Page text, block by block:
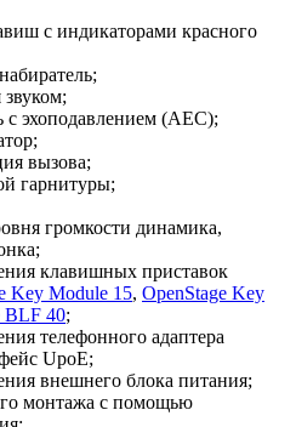
с индикаторами красного
с эхоподавлением (AEC);
вызова;
гарнитуры;
громкости динамика,
клавишных приставок
Key Module 15, OpenStage Key
BLF 40;
телефонного адаптера
UpoE;
внешнего блока питания;
монтажа с помощью